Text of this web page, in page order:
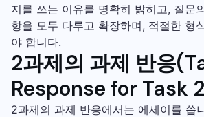
지를 쓰는 이유를 명확히 밝히고, 질문
항을 모두 다루고 확장하며, 적절한 형
야 합니다.
2과제의 과제 반응
Response for Task
2과제의 과제 반응에서는 에세이를 씁